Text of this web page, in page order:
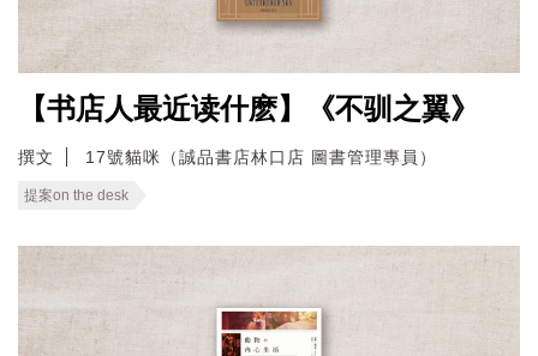
【书店人最近读什麽】《不驯之翼》
撰文 17號貓咪（誠品書店林口店 圖書管理專員）
提案on the desk